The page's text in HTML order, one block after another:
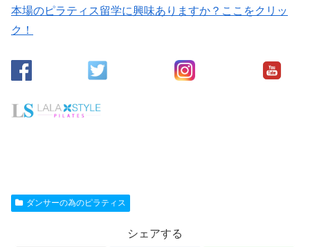
本場のピラティス留学に興味ありますか？ここをクリッ
ク！
ダンサーの為のピラティス
シェアする